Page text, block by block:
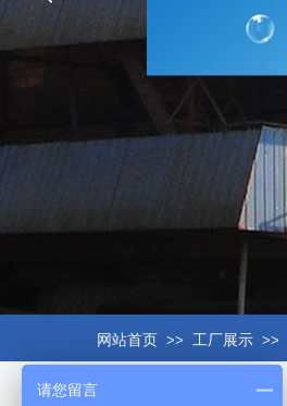
网站首页 >> 工厂展示 >>
请您留言